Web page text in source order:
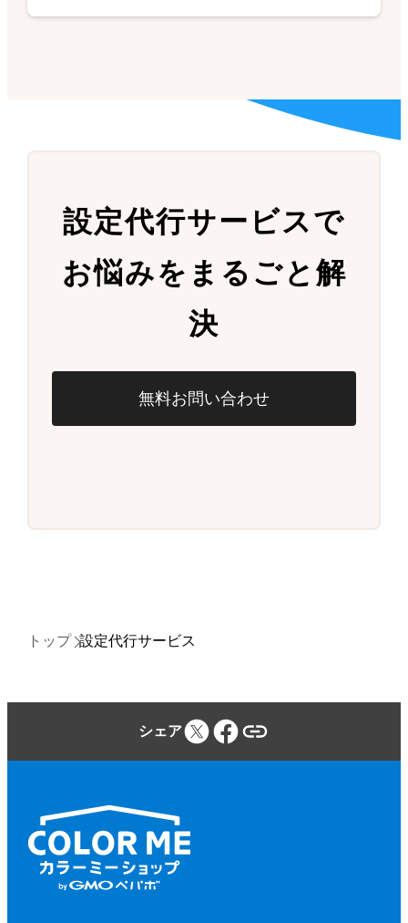
設定代行サービスで
お悩みをまるごと解
決
無料お問い合わせ
トップ 設定代行サービス
シェア